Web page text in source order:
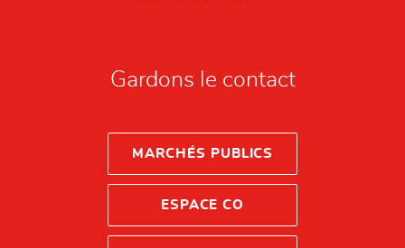
Gardons le contact
MARCHÉS PUBLICS
ESPACE CO